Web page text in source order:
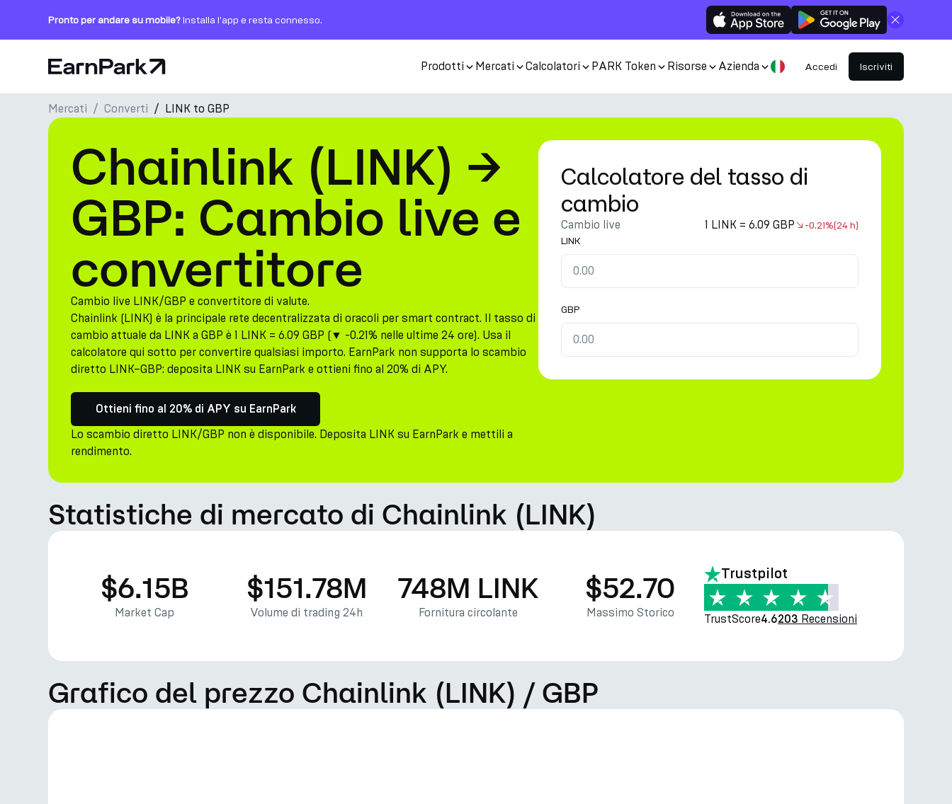
Pronto per andare su mobile?Installa l'app e resta connesso. Chiudi
Pagina principale Prodotti Mercati Calcolatori PARK Token Risorse Azienda Accedi Iscriviti
Prodotti
Mercati
Calcolatori
PARK Token
Risorse
Azienda
Mercati Converti LINK to GBP
Chainlink (LINK) →
GBP: Cambio live e
convertitore
Cambio live LINK/GBP e convertitore di valute.
Chainlink (LINK) è la principale rete decentralizzata di oracoli per smart contract. Il tasso di
cambio attuale da LINK a GBP è 1 LINK = 6.09 GBP (▼ -0.21% nelle ultime 24 ore). Usa il
calcolatore qui sotto per convertire qualsiasi importo. EarnPark non supporta lo scambio
diretto LINK–GBP: deposita LINK su EarnPark e ottieni fino al 20% di APY.
Ottieni fino al 20% di APY su EarnPark
Lo scambio diretto LINK/GBP non è disponibile. Deposita LINK su EarnPark e mettili a
rendimento.
Calcolatore del tasso di
cambio
Cambio live 1 LINK = 6.09 GBP -0.21%(24 h)
LINK
GBP
Statistiche di mercato di Chainlink (LINK)
$6.15B
Market Cap
$151.78M
Volume di trading 24h
748M LINK
Fornitura circolante
$52.70
Massimo Storico
Trustpilot
TrustScore4.6203 Recensioni
Grafico del prezzo Chainlink (LINK) / GBP